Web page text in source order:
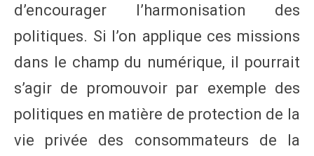
d’encourager l’harmonisation des
politiques. Si l’on applique ces missions
dans le champ du numérique, il pourrait
s’agir de promouvoir par exemple des
politiques en matière de protection de la
vie privée des consommateurs de la